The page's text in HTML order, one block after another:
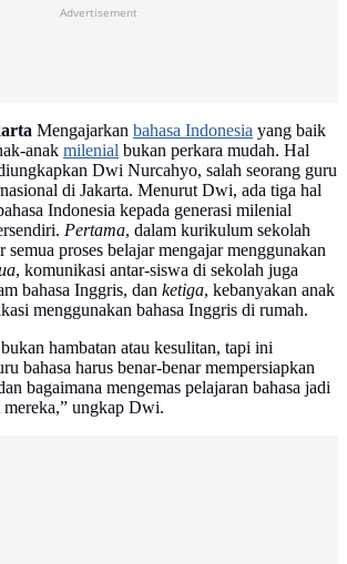
Advertisement
Mengajarkan bahasa Indonesia yang baik
anak milenial bukan perkara mudah. Hal
Dwi Nurcahyo, salah seorang guru
di Jakarta. Menurut Dwi, ada tiga hal
Indonesia kepada generasi milenial
Pertama, dalam kurikulum sekolah
semua proses belajar mengajar menggunakan
, komunikasi antar-siswa di sekolah juga
bahasa Inggris, dan ketiga, kebanyakan anak
menggunakan bahasa Inggris di rumah.
hambatan atau kesulitan, tapi ini
bahasa harus benar-benar mempersiapkan
bagaimana mengemas pelajaran bahasa jadi
ungkap Dwi.